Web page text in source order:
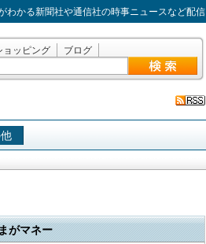
わかる新聞社や通信社の時事ニュースなど配信
ョッピング ブログ
がマネー